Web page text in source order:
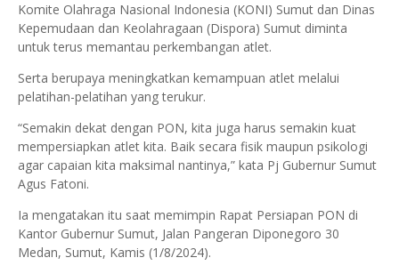
Komite Olahraga Nasional Indonesia (KONI) Sumut dan Dinas
Kepemudaan dan Keolahragaan (Dispora) Sumut diminta
untuk terus memantau perkembangan atlet.
Serta berupaya meningkatkan kemampuan atlet melalui
pelatihan-pelatihan yang terukur.
“Semakin dekat dengan PON, kita juga harus semakin kuat
mempersiapkan atlet kita. Baik secara fisik maupun psikologi
agar capaian kita maksimal nantinya,” kata Pj Gubernur Sumut
Agus Fatoni.
Ia mengatakan itu saat memimpin Rapat Persiapan PON di
Kantor Gubernur Sumut, Jalan Pangeran Diponegoro 30
Medan, Sumut, Kamis (1/8/2024).